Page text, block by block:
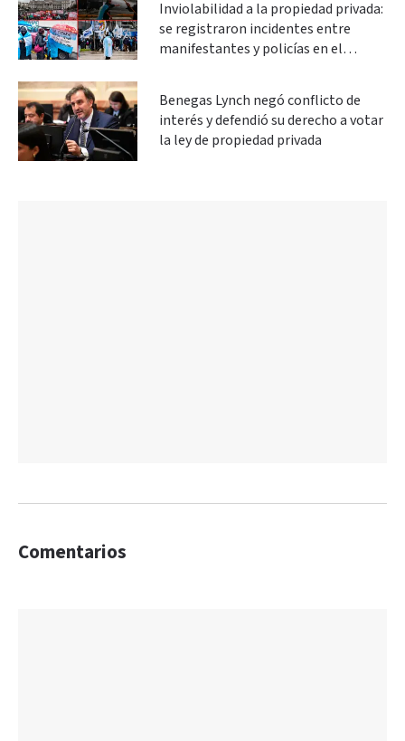
Inviolabilidad a la propiedad privada:
se registraron incidentes entre
manifestantes y policías en el
Benegas Lynch negó conflicto de
interés y defendió su derecho a votar
la ley de propiedad privada
Comentarios